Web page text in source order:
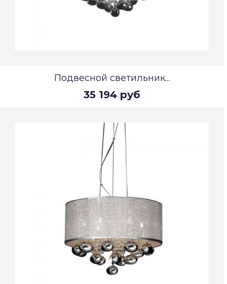
Подвесной светильник...
35 194 руб